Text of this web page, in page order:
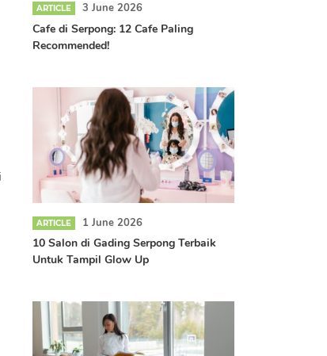
ARTICLE 3 June 2026
Cafe di Serpong: 12 Cafe Paling
Recommended!
ARTICLE 1 June 2026
10 Salon di Gading Serpong Terbaik
Untuk Tampil Glow Up